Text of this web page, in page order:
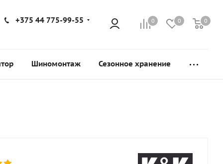
0 0 0
+375 44 775-99-55
Шиномонтаж Сезонное хранение